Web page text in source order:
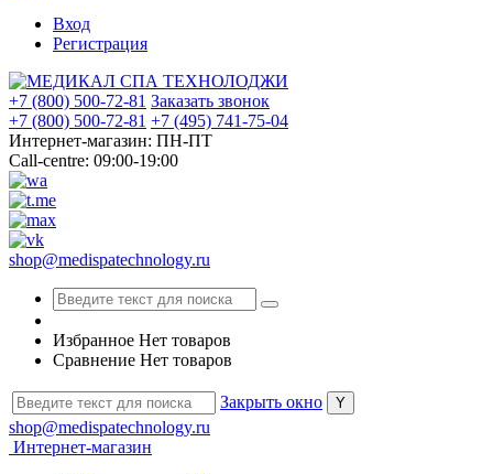
Вход
Регистрация
+7 (800) 500-72-81 Заказать звонок
+7 (800) 500-72-81 +7 (495) 741-75-04
Интернет-магазин: ПН-ПТ
Call-centre: 09:00-19:00
shop@medispatechnology.ru
Избранное Нет товаров
Сравнение Нет товаров
Закрыть окно
shop@medispatechnology.ru
Интернет-магазин